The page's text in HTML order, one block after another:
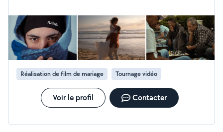
Réalisation de film de mariage Tournage vidéo
Voir le profil Contacter